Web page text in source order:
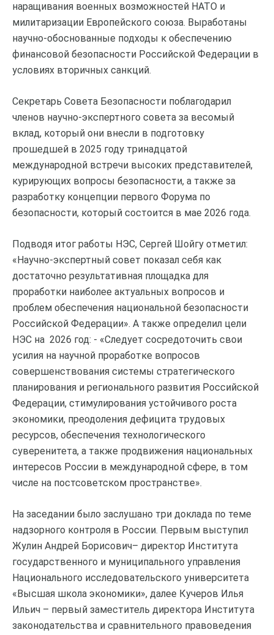
наращивания военных возможностей НАТО и
милитаризации Европейского союза. Выработаны
научно-обоснованные подходы к обеспечению
финансовой безопасности Российской Федерации в
условиях вторичных санкций.
Секретарь Совета Безопасности поблагодарил
членов научно-экспертного совета за весомый
вклад, который они внесли в подготовку
прошедшей в 2025 году тринадцатой
международной встречи высоких представителей,
курирующих вопросы безопасности, а также за
разработку концепции первого Форума по
безопасности, который состоится в мае 2026 года.
Подводя итог работы НЭС, Сергей Шойгу отметил:
«Научно-экспертный совет показал себя как
достаточно результативная площадка для
проработки наиболее актуальных вопросов и
проблем обеспечения национальной безопасности
Российской Федерации». А также определил цели
НЭС на 2026 год: - «Следует сосредоточить свои
усилия на научной проработке вопросов
совершенствования системы стратегического
планирования и регионального развития Российской
Федерации, стимулирования устойчивого роста
экономики, преодоления дефицита трудовых
ресурсов, обеспечения технологического
суверенитета, а также продвижения национальных
интересов России в международной сфере, в том
числе на постсоветском пространстве».
На заседании было заслушано три доклада по теме
надзорного контроля в России. Первым выступил
Жулин Андрей Борисович– директор Института
государственного и муниципального управления
Национального исследовательского университета
«Высшая школа экономики», далее Кучеров Илья
Ильич – первый заместитель директора Института
законодательства и сравнительного правоведения